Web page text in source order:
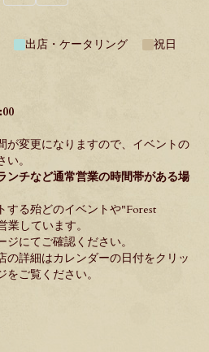
出店・ケータリング
祝日
変更になりますので、イベントの
。
チなど通常営業の時間帯がある場
する殆どのイベントや"Forest
しています。
にてご確認ください。
の詳細はカレンダーの日付をクリッ
をご覧ください。